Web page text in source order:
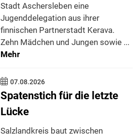
Stadt Aschersleben eine
Jugenddelegation aus ihrer
finnischen Partnerstadt Kerava.
Zehn Mädchen und Jungen sowie ...
Mehr
07.08.2026
Spatenstich für die letzte
Lücke
Salzlandkreis baut zwischen